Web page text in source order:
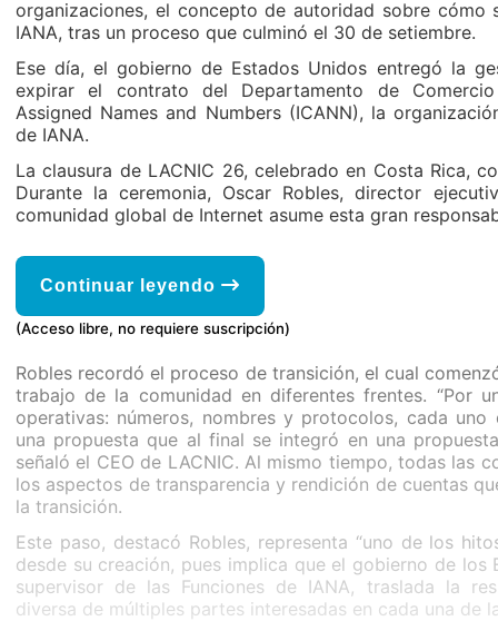
organizaciones, el concepto de autoridad sobre cómo
IANA, tras un proceso que culminó el 30 de setiembre.
Ese día, el gobierno de Estados Unidos entregó la
expirar el contrato del Departamento de
Assigned Names and Numbers (ICANN), la
de IANA.
La clausura de LACNIC 26, celebrado en Costa Rica,
Durante la ceremonia, Oscar Robles, director
comunidad global de Internet asume esta gran
Continuar leyendo
(Acceso libre, no requiere suscripción)
Robles recordó el proceso de transición, el cual
trabajo de la comunidad en diferentes frentes. “Por
operativas: números, nombres y protocolos, cada
una propuesta que al final se integró en una
señaló el CEO de LACNIC. Al mismo tiempo, todas las
los aspectos de transparencia y rendición de cuentas
la transición.
Este paso, destacó Robles, representa “uno de los
desde su creación, pues implica que el gobierno de los
supervisor de las Funciones de IANA, traslada la
diversa de múltiples partes interesadas en cada una de